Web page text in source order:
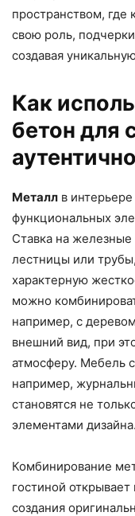
пространством,
свою роль,
создавая
Как
бетон для
Металл в
функциональных
Ставка на железные
лестницы или
характерную
можно
например, с
внешний вид, при
атмосферу. Мебель
например,
становятся не
элементами дизайна.
Комбинирование
гостиной
создания